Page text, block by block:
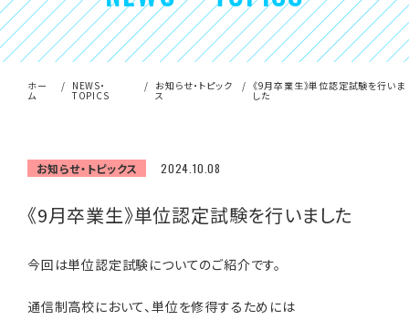
ホー
ム
NEWS・
TOPICS
お知らせ・トピック
ス
《9月卒業生》単位認定試験を行いま
した
お知らせ・トピックス 2024.10.08
《9月卒業生》単位認定試験を行いました
今回は単位認定試験についてのご紹介です。
通信制高校において、単位を修得するためには